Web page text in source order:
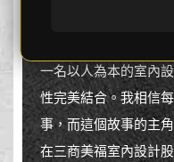
徐佩瑜
一名以人為本的室內
性完美結合。我相信
事，而這個故事的主
在三商美福室內設計